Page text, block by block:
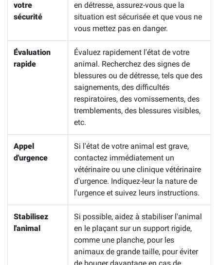
votre
sécurité
en détresse, assurez-vous que la
situation est sécurisée et que vous ne
vous mettez pas en danger.
Évaluation
rapide
Évaluez rapidement l'état de votre
animal. Recherchez des signes de
blessures ou de détresse, tels que des
saignements, des difficultés
respiratoires, des vomissements, des
tremblements, des blessures visibles,
etc.
Appel
d'urgence
Si l'état de votre animal est grave,
contactez immédiatement un
vétérinaire ou une clinique vétérinaire
d'urgence. Indiquez-leur la nature de
l'urgence et suivez leurs instructions.
Stabilisez
l'animal
Si possible, aidez à stabiliser l'animal
en le plaçant sur un support rigide,
comme une planche, pour les
animaux de grande taille, pour éviter